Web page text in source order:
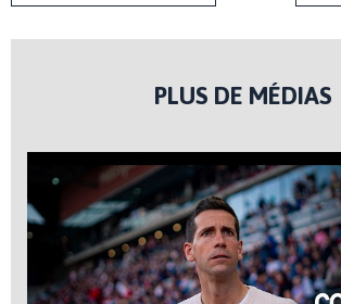
PLUS DE MÉDIAS